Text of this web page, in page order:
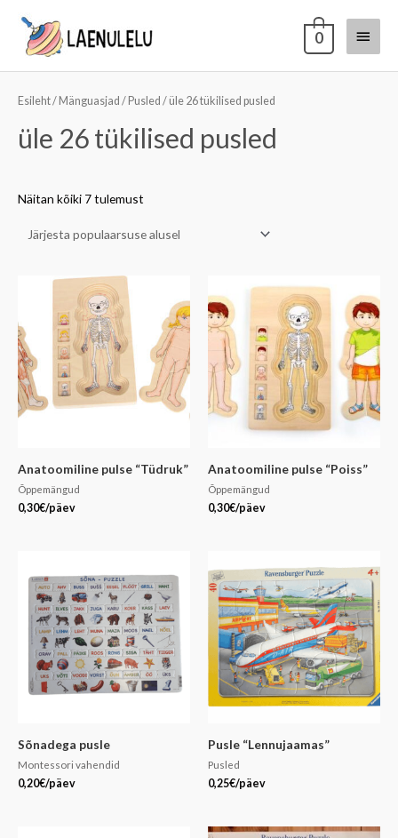
0
Esileht/ Mänguasjad / Pusled / üle 26 tükilised pusled
üle 26 tükilised pusled
Näitan kõiki 7 tulemust
Anatoomiline pulse “Tüdruk”
Õppemängud
0,30€/päev
Anatoomiline pulse “Poiss”
Õppemängud
0,30€/päev
Sõnadega pusle
Montessori vahendid
0,20€/päev
Pusle “Lennujaamas”
Pusled
0,25€/päev